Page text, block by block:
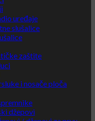
uređaje
slušalice
zaštite
i nosače ploča
džepovi